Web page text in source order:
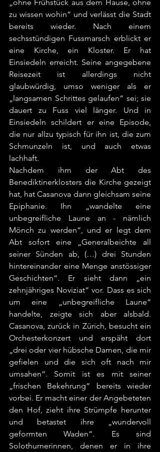
„ohne Frühstück aus dem Hause, ohne
zu wissen wohin“ und verlässt die Stadt
bereits wieder. Nach einem
sechsstündigen Fussmarsch erblickt er
eine Kirche, ein Kloster. Er hat
Einsiedeln erreicht. Seine angegebene
Reisezeit ist allerdings nicht
glaubwürdig, umso weniger als er
„langsamen Schrittes gelaufen“ sei; sie
dauert zu Fuss viel länger. Und in
Einsiedeln schildert er eine Episode,
die nur allzu typisch für ihn ist, die zum
Schmunzeln ist, und auch etwas
lachhaft.
Nachdem ihm der Abt des
Benediktinerklosters die Kirche gezeigt
hat, hat Casanova dann gleichsam seine
Epiphanie. Ihn „wandelte eine
unbegreifliche Laune an - nämlich
Mönch zu werden“, und er legt dem
Abt sofort eine „Generalbeichte all
seiner Sünden ab, (…) drei Stunden
hintereinander eine Menge anstössiger
Geschichten“. Er sieht dann „ein
zehnjähriges Noviziat“ vor. Dass es sich
um eine „unbegreifliche Laune“
handelte, zeigte sich aber alsbald.
Casanova, zurück in Zürich, besucht ein
Orchesterkonzert und erspäht dort
„drei oder vier hübsche Damen, die mir
gefielen und die sich oft nach mir
umsahen“. Somit ist es mit seiner
„frischen Bekehrung“ bereits wieder
vorbei. Er macht einer der Angebeteten
den Hof, zieht ihre Strümpfe herunter
und betastet ihre „wundervoll
geformten Waden“. Es sind
Solothurnerinnen, denen er in ihre